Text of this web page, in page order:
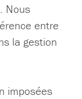
Nous
entre
la gestion
imposées